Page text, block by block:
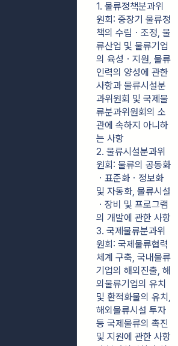
1. 물류정책분과위
원회: 중장기 물류정
책의 수립ㆍ조정, 물
류산업 및 물류기업
의 육성ㆍ지원, 물류
인력의 양성에 관한
사항과 물류시설분
과위원회 및 국제물
류분과위원회의 소
관에 속하지 아니하
는 사항
2. 물류시설분과위
원회: 물류의 공동화
ㆍ표준화ㆍ정보화
및 자동화, 물류시설
ㆍ장비 및 프로그램
의 개발에 관한 사항
3. 국제물류분과위
원회: 국제물류협력
체계 구축, 국내물류
기업의 해외진출, 해
외물류기업의 유치
및 환적화물의 유치,
해외물류시설 투자
등 국제물류의 촉진
및 지원에 관한 사항